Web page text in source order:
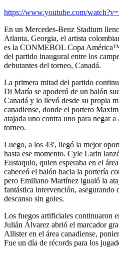
https://www.youtube.com/
En un Mercedes-Benz Stadium
Atlanta, Georgia, el artista
es la CONMEBOL Copa
del partido inaugural entre los
debutantes del torneo, Canadá.
La primera mitad del partido
Di María se apoderó de un balón
Canadá y lo llevó desde su propia
canadiense, donde el portero
atajada uno contra uno para negar
torneo.
Luego, a los 43', llegó la mejor
hasta ese momento. Cyle Larin
Eustaquio, quien esperaba en el
cabeceó el balón hacia la portería
pero Emiliano Martínez igualó la
fantástica intervención, asegurando
descanso sin goles.
Los fuegos artificiales continuaron
Julián Álvarez abrió el marcador
Allister en el área canadiense,
Fue un día de récords para los